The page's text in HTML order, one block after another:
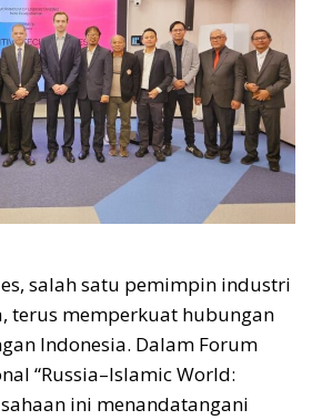
salah satu pemimpin industri
terus memperkuat hubungan
Indonesia. Dalam Forum
“Russia–Islamic World:
ini menandatangani